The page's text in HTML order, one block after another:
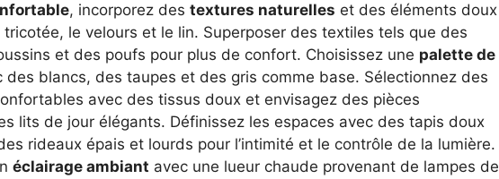
, incorporez des textures naturelles et des éléments doux
le velours et le lin. Superposer des textiles tels que des
et des poufs pour plus de confort. Choisissez une palette de
des blancs, des taupes et des gris comme base. Sélectionnez des
avec des tissus doux et envisagez des pièces
lits de jour élégants. Définissez les espaces avec des tapis doux
rideaux épais et lourds pour l’intimité et le contrôle de la lumière.
éclairage ambiant avec une lueur chaude provenant de lampes de